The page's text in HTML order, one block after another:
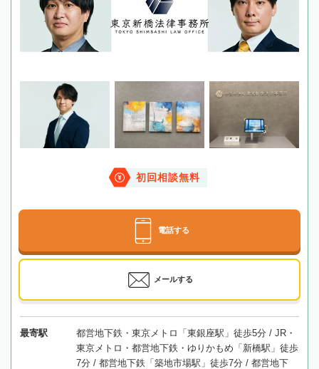
初回相談無料
電話する
メールする
最寄駅
都営地下鉄・東京メトロ「東銀座駅」徒歩5分 / JR・
東京メトロ・都営地下鉄・ゆりかもめ「新橋駅」徒歩
7分 / 都営地下鉄「築地市場駅」徒歩7分 / 都営地下